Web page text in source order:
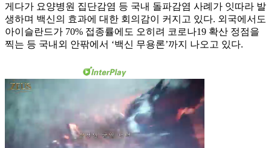
게다가 요양병원 집단감염 등 국내 돌파감염 사례가 잇따라 발
생하며 백신의 효과에 대한 회의감이 커지고 있다. 외국에서도
아이슬란드가 70% 접종률에도 오히려 코로나19 확산 정점을
찍는 등 국내외 안팎에서 ‘백신 무용론’까지 나오고 있다.